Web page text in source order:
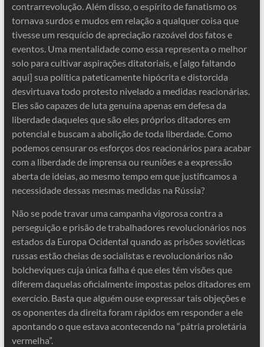
contrarrevolução. Além disso, o espírito de fanatismo os
tornava surdos e mudos em relação a qualquer coisa que
tivesse um resquício de apreciação razoável dos fatos e
eventos. Uma mentalidade como essa representa o melhor
solo para cultivar aspirações ditatoriais, e [algo faltando
aqui] sua política pateticamente hipócrita e distorcida
desvirtuava todo protesto nivelado a medidas reacionárias.
Eles são capazes de luta genuína apenas em defesa da
liberdade daqueles que são eles próprios ditadores em
potencial e buscam a abolição de toda liberdade. Como
podemos censurar os esforços dos reacionários para acabar
com a liberdade de imprensa ou reuniões e a expressão
aberta de ideias, ao mesmo tempo em que justificamos a
necessidade dessas mesmas medidas na Rússia?
Não se pode travar uma campanha vigorosa contra a
perseguição e prisão de trabalhadores revolucionários nos
estados da Europa Ocidental quando as prisões soviéticas
russas estão cheias de socialistas e revolucionários não
bolcheviques cuja única falha é que eles têm visões que
diferem daquelas oficialmente impostas pelos ditadores em
exercício. Basta que alguém ouse expressar tais objeções e
os oponentes da direita foram rápidos em responder a ele
apontando o que estava acontecendo na “pátria proletária
vermelha”.